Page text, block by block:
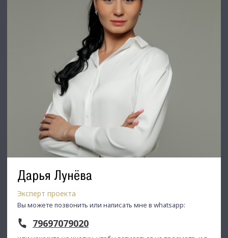
Дарья Лунёва
Эксперт проекта
Вы можете позвонить или написать мне в whatsapp:
79697079020